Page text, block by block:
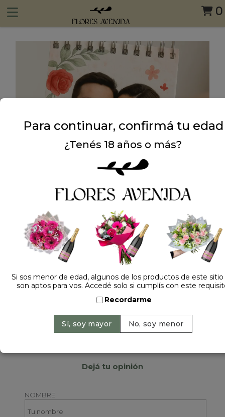
0
Dejá tu opinión
NOMBRE
Para continuar, confirmá tu edad
¿Tenés 18 años o más?
Si sos menor de edad, algunos de los productos de este
son aptos para vos. Accedé solo si cumplís con este
Recordarme